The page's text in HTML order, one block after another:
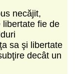
necăjit,
libertate fie de
sa şi libertate
decât un